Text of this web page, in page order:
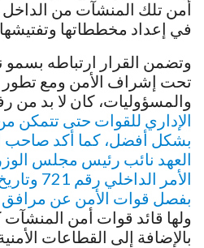
أمن تلك المنشآت من
في إعداد مخططاتها
وتضمن القرار ارتباطه بسمو
تحت إشراف الأمن ومع تطور
والمسؤوليات، كان لا بد من
الإداري للقوات حتى تتمكن
بشكل أفضل، كما أكد صاحب
العهد نائب رئيس مجلس
بفصل قوات الأمن عن مرافق
ولها قائد قوات أمن
بالإضافة إلى القطاعات